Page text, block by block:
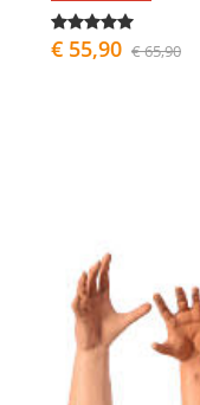
€ 55,90 € 65,90